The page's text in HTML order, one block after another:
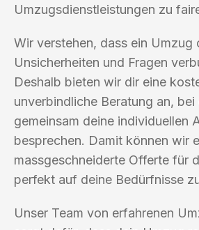
Umzugsdienstleistungen zu
Wir verstehen, dass ein Umzug
Unsicherheiten und Fragen
Deshalb bieten wir dir eine
unverbindliche Beratung an,
gemeinsam deine individuellen
besprechen. Damit können wir
massgeschneiderte Offerte für
perfekt auf deine Bedürfnisse
Unser Team von erfahrenen